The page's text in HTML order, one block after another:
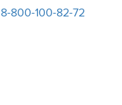
8-800-100-82-72